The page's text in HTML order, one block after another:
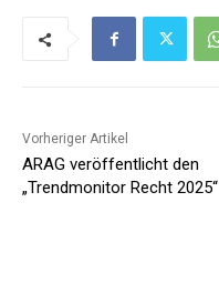
Vorheriger Artikel
ARAG veröffentlicht den
„Trendmonitor Recht 2025“